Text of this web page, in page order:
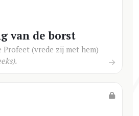
van de borst
Profeet (vrede zij met hem)